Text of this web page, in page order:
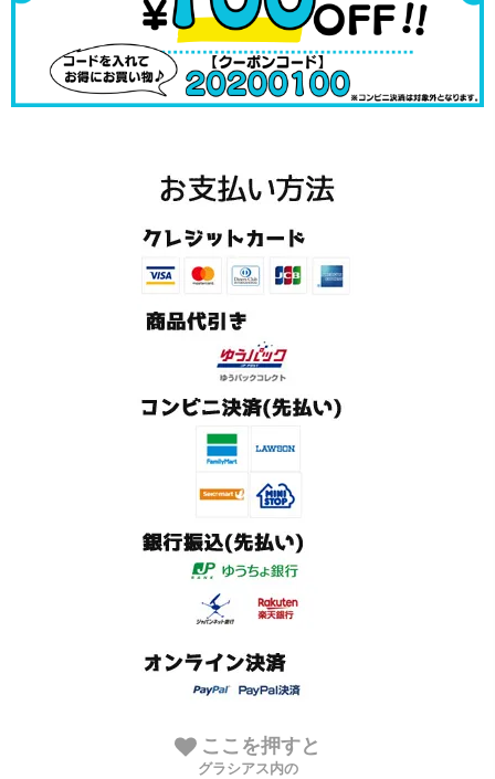
ここを押すと
グラシアス内の